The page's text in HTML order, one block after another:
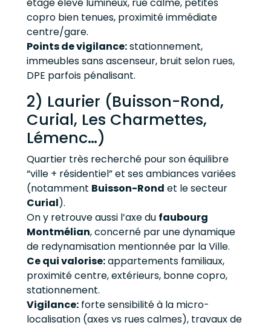
copro bien tenues, proximité immédiate
centre/gare.
Points de vigilance:stationnement,
immeubles sans ascenseur, bruit selon rues,
DPE parfois pénalisant.
2) Laurier (Buisson-Rond,
Curial, Les Charmettes,
Lémenc…)
Quartier très recherché pour son équilibre
“ville + résidentiel” et ses ambiances variées
(notamment Buisson-Rond et le secteur
Curial).
On y retrouve aussi l’axe du faubourg
Montmélian, concerné par une dynamique
de redynamisation mentionnée par la Ville.
Ce qui valorise:appartements familiaux,
proximité centre, extérieurs, bonne copro,
stationnement.
Vigilance: forte sensibilité à la micro-
localisation (axes vs rues calmes), travaux de